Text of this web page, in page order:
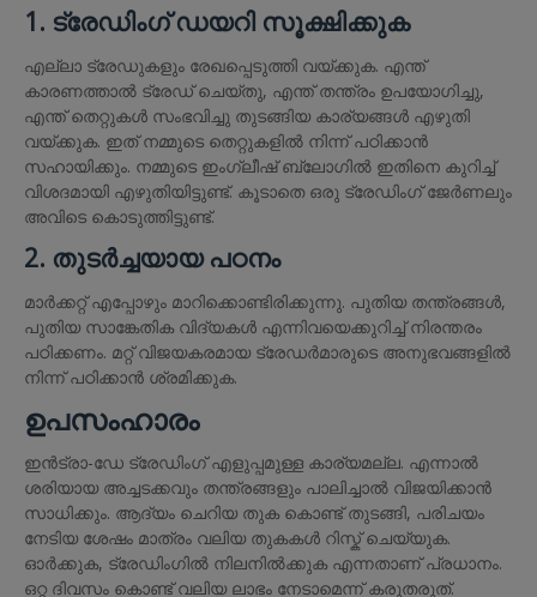
1. ട്രേഡിംഗ് ഡയറി സൂക്ഷിക്കുക
എല്ലാ ട്രേഡുകളും രേഖപ്പെടുത്തി വയ്ക്കുക. എന്ത്
കാരണത്താൽ ട്രേഡ് ചെയ്തു, എന്ത് തന്ത്രം ഉപയോഗിച്ചു,
എന്ത് തെറ്റുകൾ സംഭവിച്ചു തുടങ്ങിയ കാര്യങ്ങൾ എഴുതി
വയ്ക്കുക. ഇത് നമ്മുടെ തെറ്റുകളിൽ നിന്ന് പഠിക്കാൻ
സഹായിക്കും. നമ്മുടെ ഇംഗ്ലീഷ് ബ്ലോഗിൽ ഇതിനെ കുറിച്ച്
വിശദമായി എഴുതിയിട്ടുണ്ട്. കൂടാതെ ഒരു ട്രേഡിംഗ് ജേർണലും
അവിടെ കൊടുത്തിട്ടുണ്ട്.
2. തുടർച്ചയായ പഠനം
മാർക്കറ്റ് എപ്പോഴും മാറിക്കൊണ്ടിരിക്കുന്നു. പുതിയ തന്ത്രങ്ങൾ,
പുതിയ സാങ്കേതിക വിദ്യകൾ എന്നിവയെക്കുറിച്ച് നിരന്തരം
പഠിക്കണം. മറ്റ് വിജയകരമായ ട്രേഡർമാരുടെ അനുഭവങ്ങളിൽ
നിന്ന് പഠിക്കാൻ ശ്രമിക്കുക.
ഉപസംഹാരം
ഇൻട്രാ-ഡേ ട്രേഡിംഗ് എളുപ്പമുള്ള കാര്യമല്ല. എന്നാൽ
ശരിയായ അച്ചടക്കവും തന്ത്രങ്ങളും പാലിച്ചാൽ വിജയിക്കാൻ
സാധിക്കും. ആദ്യം ചെറിയ തുക കൊണ്ട് തുടങ്ങി, പരിചയം
നേടിയ ശേഷം മാത്രം വലിയ തുകകൾ റിസ്ക് ചെയ്യുക.
ഓർക്കുക, ട്രേഡിംഗിൽ നിലനിൽക്കുക എന്നതാണ് പ്രധാനം.
ഒറ്റ ദിവസം കൊണ്ട് വലിയ ലാഭം നേടാമെന്ന് കരുതരുത്.